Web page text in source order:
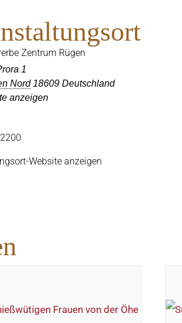
Zentrum Rügen
1
Nord 18609 Deutschland
anzeigen
Website anzeigen